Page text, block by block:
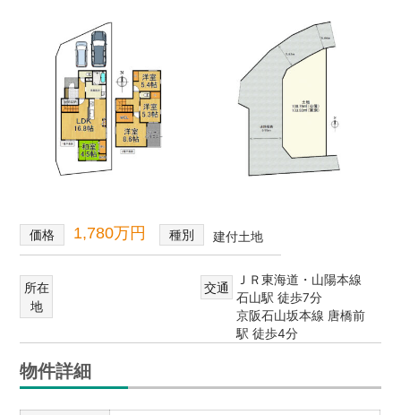
ム】
価格 1,780万円 種別 建付土地
所在
地
交通
ＪＲ東海道・山陽本線
石山駅 徒歩7分
京阪石山坂本線 唐橋前
駅 徒歩4分
物件詳細